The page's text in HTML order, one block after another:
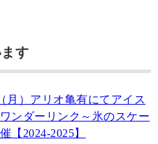
す
月）アリオ亀有にてアイス
ンダーリンク～氷のスケー
【2024-2025】